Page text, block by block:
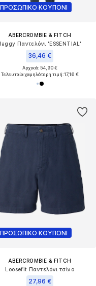
ΠΡΟΣΩΠΙΚΟ ΚΟΥΠΟΝΙ
ABERCROMBIE & FITCH
Παντελόνι 'ESSENTIAL'
36,46 €
Αρχικά: 54,90 €
Τελευταία χαμηλότερη τιμή:17,16 €
ΠΡΟΣΩΠΙΚΟ ΚΟΥΠΟΝΙ
ABERCROMBIE & FITCH
Loosefit Παντελόνι τσίνο
27,96 €